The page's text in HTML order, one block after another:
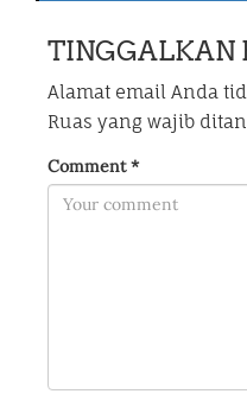
TINGGALKAN
Alamat email Anda
Ruas yang wajib
Comment*